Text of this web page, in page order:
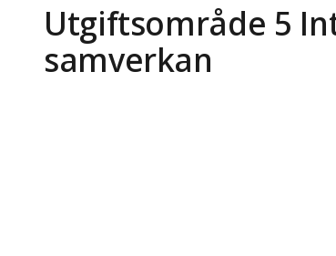
Utgiftsområde 5
samverkan